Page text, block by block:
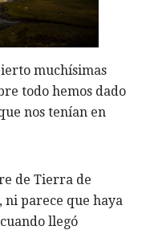
muchísimas
todo hemos dado
nos tenían en
de Tierra de
ni parece que haya
llegó